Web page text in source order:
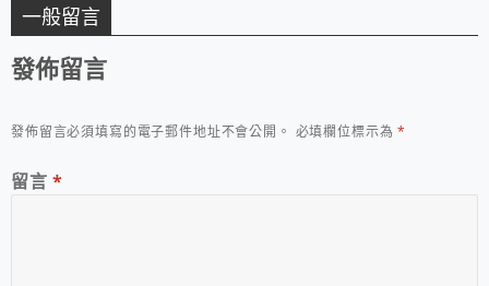
一般留言
發佈留言
發佈留言必須填寫的電子郵件地址不會公開。 必填欄位標示為*
留言 *